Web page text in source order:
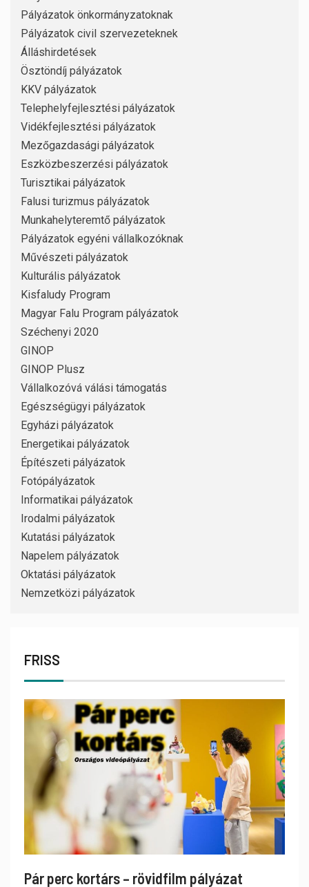
Pályázatok önkormányzatoknak
Pályázatok civil szervezeteknek
Álláshirdetések
Ösztöndíj pályázatok
KKV pályázatok
Telephelyfejlesztési pályázatok
Vidékfejlesztési pályázatok
Mezőgazdasági pályázatok
Eszközbeszerzési pályázatok
Turisztikai pályázatok
Falusi turizmus pályázatok
Munkahelyteremtő pályázatok
Pályázatok egyéni vállalkozóknak
Művészeti pályázatok
Kulturális pályázatok
Kisfaludy Program
Magyar Falu Program pályázatok
Széchenyi 2020
GINOP
GINOP Plusz
Vállalkozóvá válási támogatás
Egészségügyi pályázatok
Egyházi pályázatok
Energetikai pályázatok
Építészeti pályázatok
Fotópályázatok
Informatikai pályázatok
Irodalmi pályázatok
Kutatási pályázatok
Napelem pályázatok
Oktatási pályázatok
Nemzetközi pályázatok
FRISS
Pár perc kortárs – rövidfilm pályázat